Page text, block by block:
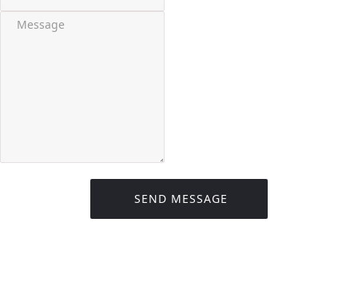
SEND MESSAGE